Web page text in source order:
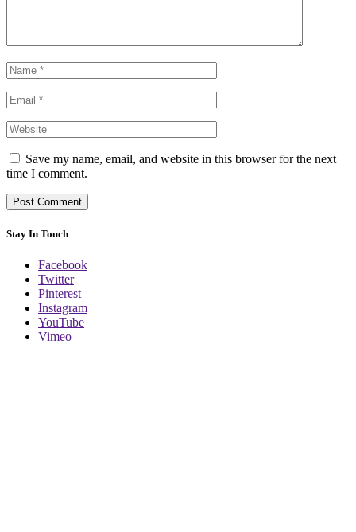
Save my name, email, and website in this browser for the next
time I comment.
Stay In Touch
Facebook
Twitter
Pinterest
Instagram
YouTube
Vimeo